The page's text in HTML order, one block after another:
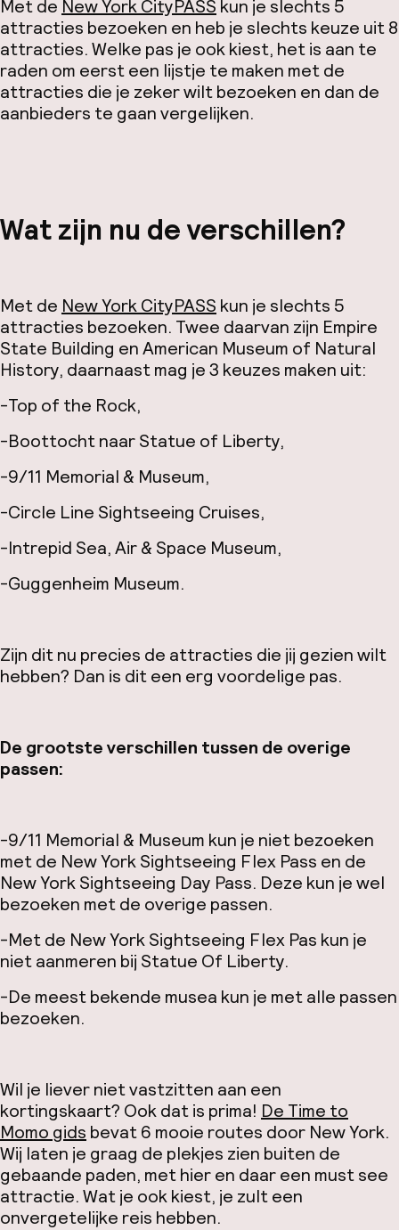
Met de New York CityPASS kun je slechts 5
attracties bezoeken en heb je slechts keuze uit 8
attracties. Welke pas je ook kiest, het is aan te
raden om eerst een lijstje te maken met de
attracties die je zeker wilt bezoeken en dan de
aanbieders te gaan vergelijken.
Wat zijn nu de verschillen?
Met de New York CityPASS kun je slechts 5
attracties bezoeken. Twee daarvan zijn Empire
State Building en American Museum of Natural
History, daarnaast mag je 3 keuzes maken uit:
-Top of the Rock,
-Boottocht naar Statue of Liberty,
-9/11 Memorial & Museum,
-Circle Line Sightseeing Cruises,
-Intrepid Sea, Air & Space Museum,
-Guggenheim Museum.
Zijn dit nu precies de attracties die jij gezien wilt
hebben? Dan is dit een erg voordelige pas.
De grootste verschillen tussen de overige
passen:
-9/11 Memorial & Museum kun je niet bezoeken
met de New York Sightseeing Flex Pass en de
New York Sightseeing Day Pass. Deze kun je wel
bezoeken met de overige passen.
-Met de New York Sightseeing Flex Pas kun je
niet aanmeren bij Statue Of Liberty.
-De meest bekende musea kun je met alle passen
bezoeken.
Wil je liever niet vastzitten aan een
kortingskaart? Ook dat is prima! De Time to
Momo gids bevat 6 mooie routes door New York.
Wij laten je graag de plekjes zien buiten de
gebaande paden, met hier en daar een must see
attractie. Wat je ook kiest, je zult een
onvergetelijke reis hebben.